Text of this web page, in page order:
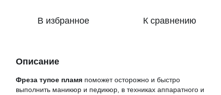
В избранное К сравнению
Описание
Фреза тупое пламя поможет осторожно и быстро
выполнить маникюр и педикюр, в техниках аппаратного и